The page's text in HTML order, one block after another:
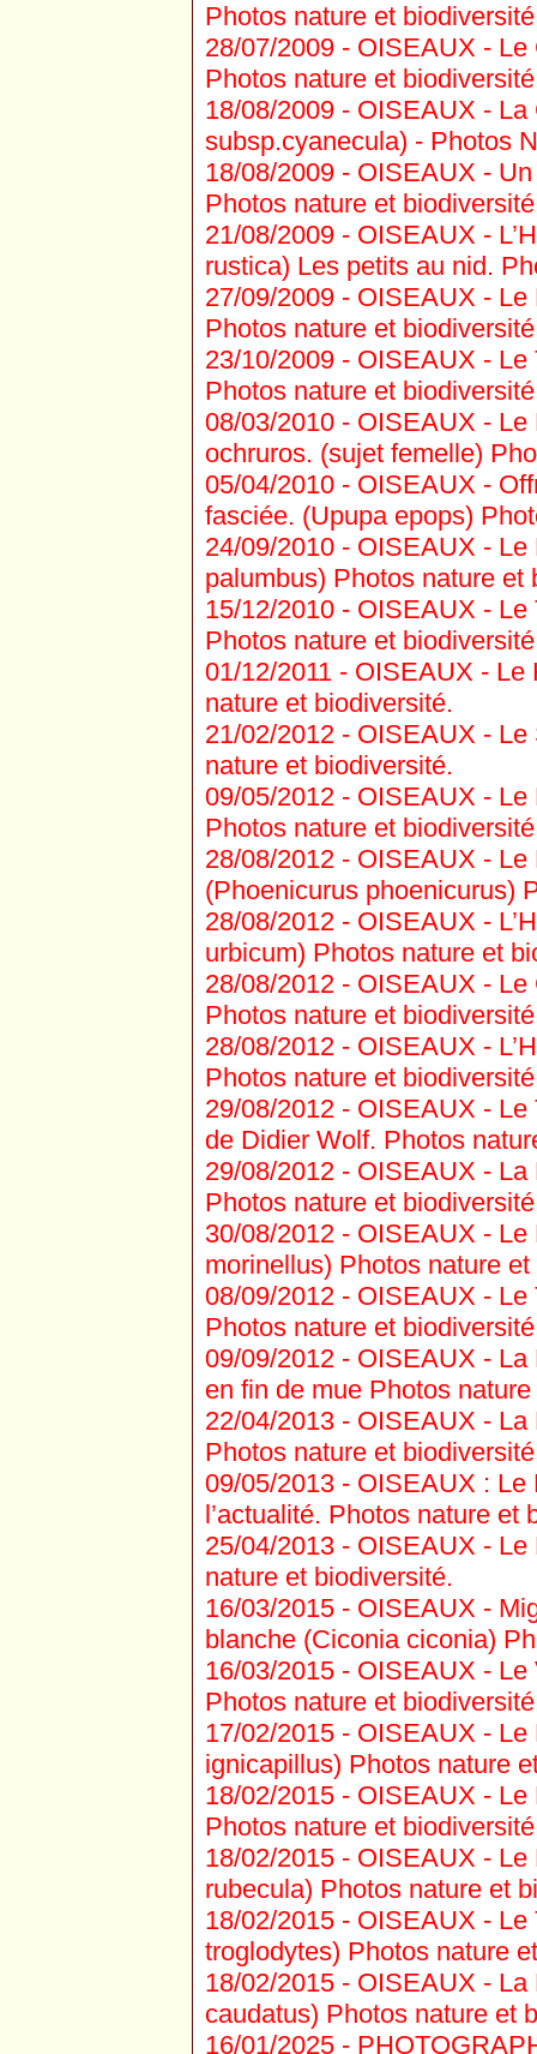
Photos nature et
28/07/2009 - OISEAUX - Le
Photos nature et
18/08/2009 - OISEAUX - La
subsp.cyanecula) - Photos
18/08/2009 - OISEAUX -
Photos nature et
21/08/2009 - OISEAUX -
rustica) Les petits au nid.
27/09/2009 - OISEAUX - Le
Photos nature et
23/10/2009 - OISEAUX - Le
Photos nature et
08/03/2010 - OISEAUX - Le
ochruros. (sujet femelle)
05/04/2010 - OISEAUX -
fasciée. (Upupa epops)
24/09/2010 - OISEAUX - Le
palumbus) Photos nature et
15/12/2010 - OISEAUX - Le
Photos nature et
01/12/2011 - OISEAUX - Le
nature et biodiversité.
21/02/2012 - OISEAUX - Le
nature et biodiversité.
09/05/2012 - OISEAUX - Le
Photos nature et
28/08/2012 - OISEAUX - Le
(Phoenicurus phoenicurus)
28/08/2012 - OISEAUX -
urbicum) Photos nature et
28/08/2012 - OISEAUX - Le
Photos nature et
28/08/2012 - OISEAUX -
Photos nature et
29/08/2012 - OISEAUX - Le
de Didier Wolf. Photos
29/08/2012 - OISEAUX - La
Photos nature et
30/08/2012 - OISEAUX - Le
morinellus) Photos nature
08/09/2012 - OISEAUX - Le
Photos nature et
09/09/2012 - OISEAUX - La
en fin de mue Photos
22/04/2013 - OISEAUX - La
Photos nature et
09/05/2013 - OISEAUX : Le
l’actualité. Photos nature et
25/04/2013 - OISEAUX - Le
nature et biodiversité.
16/03/2015 - OISEAUX -
blanche (Ciconia ciconia)
16/03/2015 - OISEAUX - Le
Photos nature et
17/02/2015 - OISEAUX - Le
ignicapillus) Photos nature
18/02/2015 - OISEAUX - Le
Photos nature et
18/02/2015 - OISEAUX - Le
rubecula) Photos nature et
18/02/2015 - OISEAUX - Le
troglodytes) Photos nature
18/02/2015 - OISEAUX - La
caudatus) Photos nature et
16/01/2025 -